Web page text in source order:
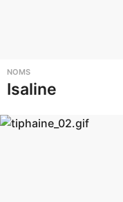
NOMS
Isaline